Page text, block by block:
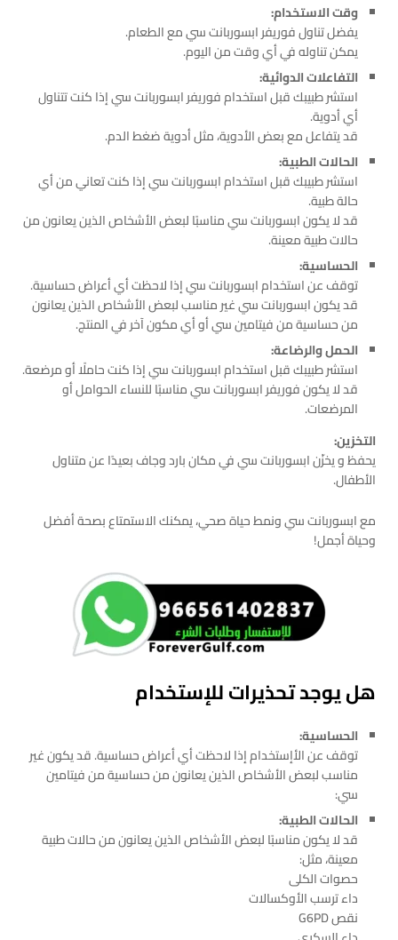
وقت الاستخدام:
يفضل تناول فوريفر ابسوربانت سي مع الطعام.
يمكن تناوله في أي وقت من اليوم.
التفاعلات الدوائية:
استشر طبيبك قبل استخدام فوريفر ابسوربانت سي إذا كنت تتناول
أي أدوية.
قد يتفاعل مع بعض الأدوية، مثل أدوية ضغط الدم.
الحالات الطبية:
استشر طبيبك قبل استخدام ابسوربانت سي إذا كنت تعاني من أي
حالة طبية.
قد لا يكون ابسوربانت سي مناسبًا لبعض الأشخاص الذين يعانون من
حالات طبية معينة.
الحساسية:
توقف عن استخدام ابسوربانت سي إذا لاحظت أي أعراض حساسية.
قد يكون ابسوربانت سي غير مناسب لبعض الأشخاص الذين يعانون
من حساسية من فيتامين سي أو أي مكون آخر في المنتج.
الحمل والرضاعة:
استشر طبيبك قبل استخدام ابسوربانت سي إذا كنت حاملًا أو مرضعة.
قد لا يكون فوريفر ابسوربانت سي مناسبًا للنساء الحوامل أو
المرضعات.
التخزين:
يحفظ و يخزّن ابسوربانت سي في مكان بارد وجاف بعيدًا عن متناول
الأطفال.
مع ابسوربانت سي ونمط حياة صحي، يمكنك الاستمتاع بصحة أفضل
وحياة أجمل!
هل يوجد تحذيرات للإستخدام
الحساسية:
توقف عن الأإستخدام إذا لاحظت أي أعراض حساسية. قد يكون غير
مناسب لبعض الأشخاص الذين يعانون من حساسية من فيتامين
سي:
الحالات الطبية:
قد لا يكون مناسبًا لبعض الأشخاص الذين يعانون من حالات طبية
معينة، مثل:
حصوات الكلى
داء ترسب الأوكسالات
نقص G6PD